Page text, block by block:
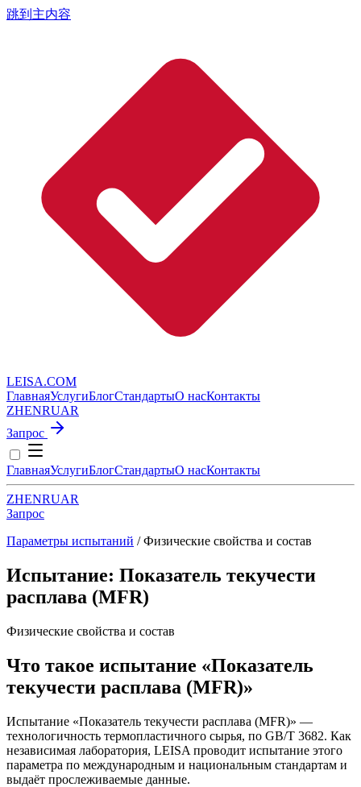
跳到主内容
LEISA.COM
ГлавнаяУслугиБлогСтандартыО насКонтакты
ZHENRUAR
Запрос
ГлавнаяУслугиБлогСтандартыО насКонтакты
ZHENRUAR
Запрос
Параметры испытаний / Физические свойства и состав
Испытание: Показатель текучести
расплава (MFR)
Физические свойства и состав
Что такое испытание «Показатель
текучести расплава (MFR)»
Испытание «Показатель текучести расплава (MFR)» —
технологичность термопластичного сырья, по GB/T 3682. Как
независимая лаборатория, LEISA проводит испытание этого
параметра по международным и национальным стандартам и
выдаёт прослеживаемые данные.